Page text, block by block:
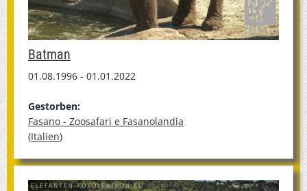
Batman
01.08.1996 - 01.01.2022
Gestorben:
Fasano - Zoosafari e Fasanolandia
(Italien)